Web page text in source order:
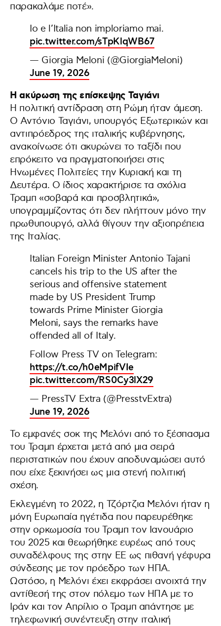
παρακαλάμε ποτέ».
Io e l’Italia non imploriamo mai.
pic.twitter.com/sTpKlqWB67
— Giorgia Meloni (@GiorgiaMeloni)
June 19, 2026
Η ακύρωση της επίσκεψης Ταγιάνι
Η πολιτική αντίδραση στη Ρώμη ήταν άμεση.
Ο Αντόνιο Ταγιάνι, υπουργός Εξωτερικών και
αντιπρόεδρος της ιταλικής κυβέρνησης,
ανακοίνωσε ότι ακυρώνει το ταξίδι που
επρόκειτο να πραγματοποιήσει στις
Ηνωμένες Πολιτείες την Κυριακή και τη
Δευτέρα. Ο ίδιος χαρακτήρισε τα σχόλια
Τραμπ «σοβαρά και προσβλητικά»,
υπογραμμίζοντας ότι δεν πλήττουν μόνο την
πρωθυπουργό, αλλά θίγουν την αξιοπρέπεια
της Ιταλίας.
Italian Foreign Minister Antonio Tajani
cancels his trip to the US after the
serious and offensive statement
made by US President Trump
towards Prime Minister Giorgia
Meloni, says the remarks have
offended all of Italy.
Follow Press TV on Telegram:
https://t.co/h0eMpifVIe
pic.twitter.com/RS0Cy3lX29
— PressTV Extra (@PresstvExtra)
June 19, 2026
Το εμφανές σοκ της Μελόνι από το ξέσπασμα
του Τραμπ έρχεται μετά από μια σειρά
περιστατικών που έχουν αποδυναμώσει αυτό
που είχε ξεκινήσει ως μια στενή πολιτική
σχέση.
Εκλεγμένη το 2022, η Τζόρτζια Μελόνι ήταν η
μόνη Ευρωπαία ηγέτιδα που παρευρέθηκε
στην ορκωμοσία του Τραμπ τον Ιανουάριο
του 2025 και θεωρήθηκε ευρέως από τους
συναδέλφους της στην ΕΕ ως πιθανή γέφυρα
σύνδεσης με τον πρόεδρο των ΗΠΑ.
Ωστόσο, η Μελόνι έχει εκφράσει ανοιχτά την
αντίθεσή της στον πόλεμο των ΗΠΑ με το
Ιράν και τον Απρίλιο ο Τραμπ απάντησε με
τηλεφωνική συνέντευξη στην ιταλική